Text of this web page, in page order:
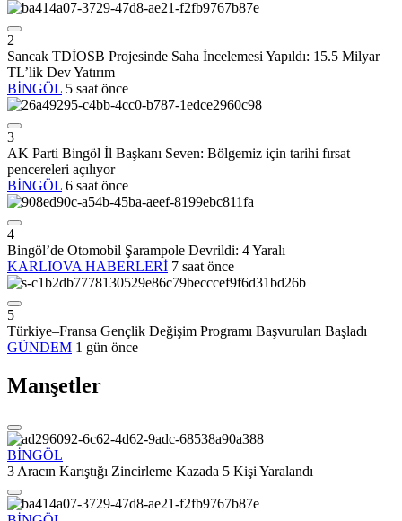
2
Sancak TDİOSB Projesinde Saha İncelemesi Yapıldı: 15.5 Milyar
TL’lik Dev Yatırım
BİNGÖL 5 saat önce
3
AK Parti Bingöl İl Başkanı Seven: Bölgemiz için tarihi fırsat
pencereleri açılıyor
BİNGÖL 6 saat önce
4
Bingöl’de Otomobil Şarampole Devrildi: 4 Yaralı
KARLIOVA HABERLERİ 7 saat önce
5
Türkiye–Fransa Gençlik Değişim Programı Başvuruları Başladı
GÜNDEM 1 gün önce
Manşetler
BİNGÖL
3 Aracın Karıştığı Zincirleme Kazada 5 Kişi Yaralandı